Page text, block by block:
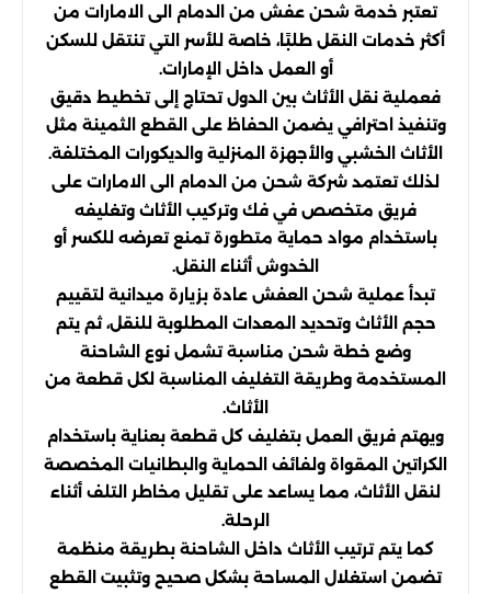
تعتبر خدمة شحن عفش من الدمام الى الامارات من
أكثر خدمات النقل طلبًا، خاصة للأسر التي تنتقل للسكن
أو العمل داخل الإمارات.
فعملية نقل الأثاث بين الدول تحتاج إلى تخطيط دقيق
وتنفيذ احترافي يضمن الحفاظ على القطع الثمينة مثل
الأثاث الخشبي والأجهزة المنزلية والديكورات المختلفة.
لذلك تعتمد شركة شحن من الدمام الى الامارات على
فريق متخصص في فك وتركيب الأثاث وتغليفه
باستخدام مواد حماية متطورة تمنع تعرضه للكسر أو
الخدوش أثناء النقل.
تبدأ عملية شحن العفش عادة بزيارة ميدانية لتقييم
حجم الأثاث وتحديد المعدات المطلوبة للنقل، ثم يتم
وضع خطة شحن مناسبة تشمل نوع الشاحنة
المستخدمة وطريقة التغليف المناسبة لكل قطعة من
الأثاث.
ويهتم فريق العمل بتغليف كل قطعة بعناية باستخدام
الكراتين المقواة ولفائف الحماية والبطانيات المخصصة
لنقل الأثاث، مما يساعد على تقليل مخاطر التلف أثناء
الرحلة.
كما يتم ترتيب الأثاث داخل الشاحنة بطريقة منظمة
تضمن استغلال المساحة بشكل صحيح وتثبيت القطع